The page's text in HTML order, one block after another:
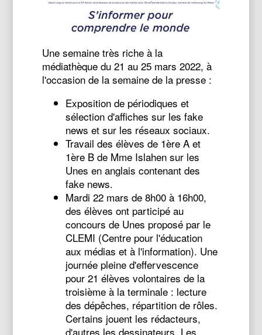
Une semaine très riche à la
médiathèque du 21 au 25 mars 2022, à
l'occasion de la semaine de la presse :
Exposition de périodiques et
sélection d'affiches sur les fake
news et sur les réseaux sociaux.
Travail des élèves de 1ère A et
1ère B de Mme Islahen sur les
Unes en anglais contenant des
fake news.
Mardi 22 mars de 8h00 à 16h00,
des élèves ont participé au
concours de Unes proposé par le
CLEMI (Centre pour l'éducation
aux médias et à l'information). Une
journée pleine d'effervescence
pour 21 élèves volontaires de la
troisième à la terminale : lecture
des dépêches, répartition de rôles.
Certains jouent les rédacteurs,
d'autres les dessinateurs. Les